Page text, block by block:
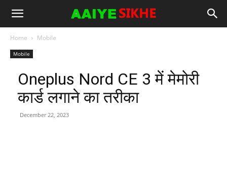
Home Mobile
Mobile
Oneplus Nord CE 3 में मेमोरी
कार्ड लगाने का तरीका
December 22, 2023